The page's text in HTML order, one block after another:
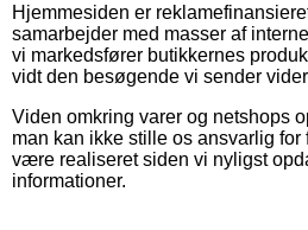
Hjemmesiden er
samarbejder med masser af
vi markedsfører butikkernes
vidt den besøgende vi sender
Viden omkring varer og netshops
man kan ikke stille os ansvarlig for
være realiseret siden vi nyligst
informationer.